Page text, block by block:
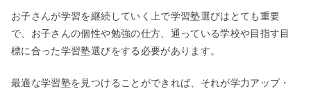
お子さんが学習を継続していく上で学習塾選びはとても重要
で、お子さんの個性や勉強の仕方、通っている学校や目指す目
標に合った学習塾選びをする必要があります。
最適な学習塾を見つけることができれば、それが学力アップ・